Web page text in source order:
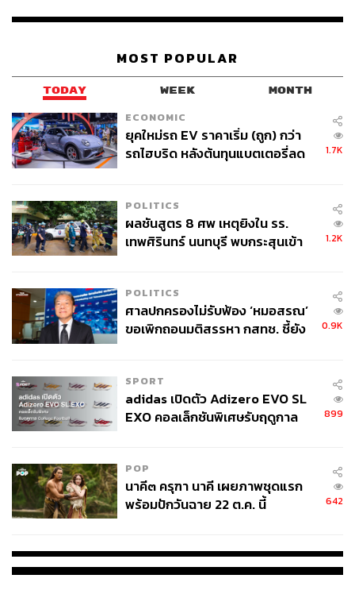
MOST POPULAR
TODAY WEEK MONTH
ECONOMIC
ยุคใหม่รถ EV ราคาเริ่ม (ถูก) กว่า
รถไฮบริด หลังต้นทุนแบตเตอรี่ลด
1.7K
POLITICS
ผลชันสูตร 8 ศพ เหตุยิงใน รร.
เทพศิรินทร์ นนทบุรี พบกระสุนเข้า
1.2K
POLITICS
ศาลปกครองไม่รับฟ้อง ‘หมอสรณ’
ขอเพิกถอนมติสรรหา กสทช. ชี้ยัง
0.9K
SPORT
adidas เปิดตัว Adizero EVO SL
EXO คอลเล็กชันพิเศษรับฤดูกาล
899
POP
นาคี๓ ครุฑา นาคี เผยภาพชุดแรก
พร้อมปักวันฉาย 22 ต.ค. นี้
642